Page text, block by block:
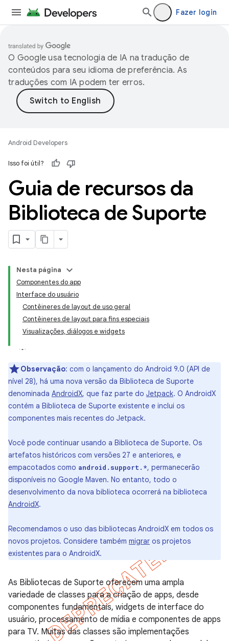
Fazer login
O Google usa tecnologia de IA na tradução de
conteúdos para seu idioma de preferência. As
traduções com IA podem ter erros.
Android Developers
Isso foi útil?
Guia de recursos da
Biblioteca de Suporte
Nesta página
Componentes do app
Interface do usuário
Contêineres de layout de uso geral
Contêineres de layout para fins especiais
Visualizações, diálogos e widgets
Observação: com o lançamento do Android 9.0 (API de
nível 28), há uma nova versão da Biblioteca de Suporte
denominada AndroidX, que faz parte do Jetpack. O AndroidX
contém a Biblioteca de Suporte existente e inclui os
componentes mais recentes do Jetpack.
Você pode continuar usando a Biblioteca de Suporte. Os
artefatos históricos com versões 27 e anteriores, e
empacotados como android.support.*, permanecerão
disponíveis no Google Maven. No entanto, todo o
desenvolvimento da nova biblioteca ocorrerá na biblioteca
AndroidX.
Recomendamos o uso das bibliotecas AndroidX em todos os
novos projetos. Considere também migrar os projetos
existentes para o AndroidX.
As Bibliotecas de Suporte oferecem uma ampla
variedade de classes para a criação de apps, desde
componentes fundamentais, widgets de interface do
usuário, processamento de mídia e componentes de apps
para TV. Muitas das classes são implementações